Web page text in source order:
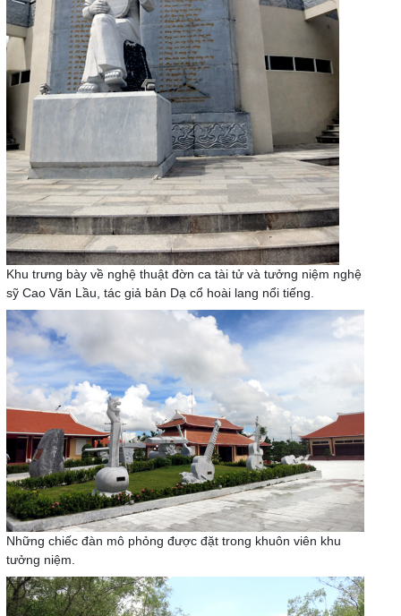
Khu trưng bày về nghệ thuật đờn ca tài tử và tưởng niệm nghệ
sỹ Cao Văn Lầu, tác giả bản Dạ cổ hoài lang nổi tiếng.
Những chiếc đàn mô phỏng được đặt trong khuôn viên khu
tưởng niệm.